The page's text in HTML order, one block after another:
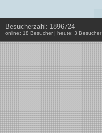
Besucherzahl: 1896724
online: 18 Besucher | heute: 3 Besucher